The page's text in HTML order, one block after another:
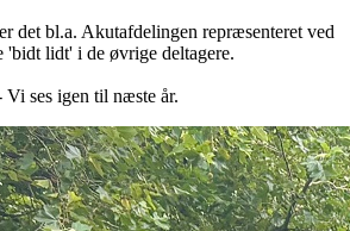
det bl.a. Akutafdelingen repræsenteret ved
'bidt lidt' i de øvrige deltagere.
Vi ses igen til næste år.